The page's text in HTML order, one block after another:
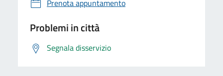
Prenota appuntamento
Problemi in città
Segnala disservizio